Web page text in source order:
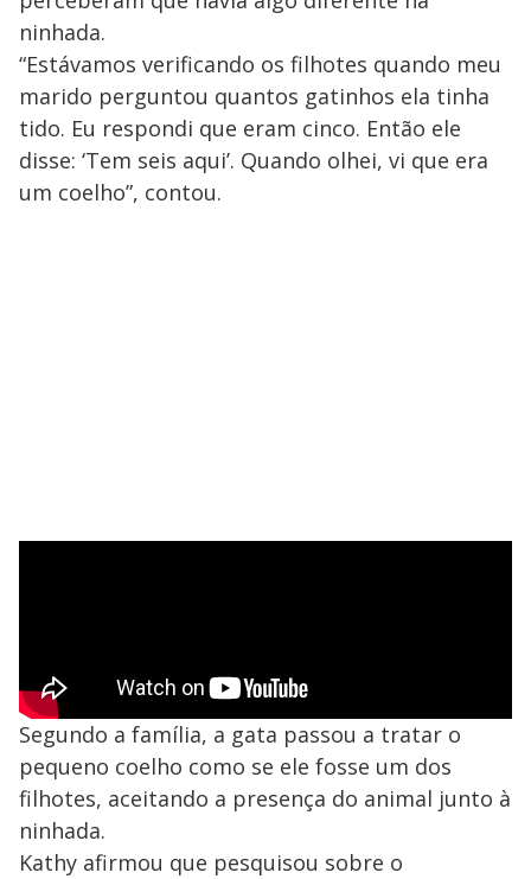
ninhada.
“Estávamos verificando os filhotes quando meu
marido perguntou quantos gatinhos ela tinha
tido. Eu respondi que eram cinco. Então ele
disse: ‘Tem seis aqui’. Quando olhei, vi que era
um coelho”, contou.
Segundo a família, a gata passou a tratar o
pequeno coelho como se ele fosse um dos
filhotes, aceitando a presença do animal junto à
ninhada.
Kathy afirmou que pesquisou sobre o